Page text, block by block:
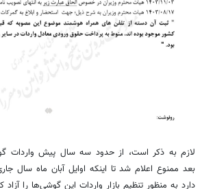
بعد ممنوع اعلام شد تا اینکه اوایل آبان ماه سال
دارد به منظور تنظیم بازار واردات این گوشی‌ها را آزاد